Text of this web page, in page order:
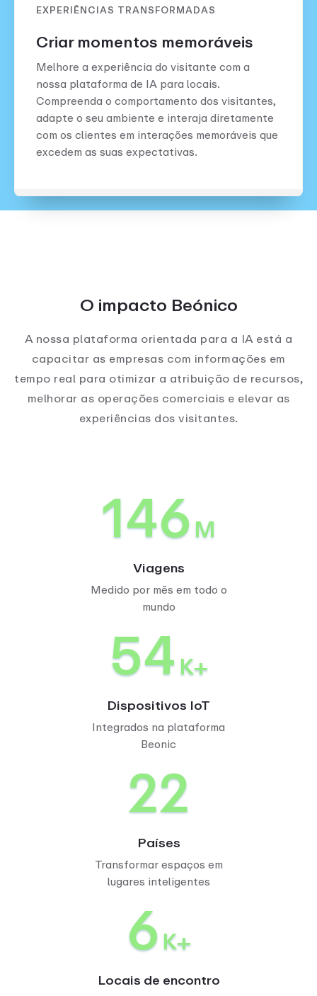
EXPERIÊNCIAS TRANSFORMADAS
Criar momentos memoráveis
Melhore a experiência do visitante com a
nossa plataforma de IA para locais.
Compreenda o comportamento dos visitantes,
adapte o seu ambiente e interaja diretamente
com os clientes em interações memoráveis que
excedem as suas expectativas.
O impacto Beónico
A nossa plataforma orientada para a IA está a
capacitar as empresas com informações em
tempo real para otimizar a atribuição de recursos,
melhorar as operações comerciais e elevar as
experiências dos visitantes.
227M
Viagens
Medido por mês em todo o
mundo
84K+
Dispositivos IoT
Integrados na plataforma
Beonic
34
Países
Transformar espaços em
lugares inteligentes
10K+
Locais de encontro